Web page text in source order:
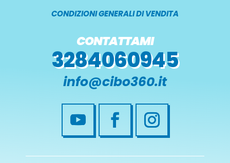
CONDIZIONI GENERALI DI VENDITA
CONTATTAMI
3284060945
info@cibo360.it